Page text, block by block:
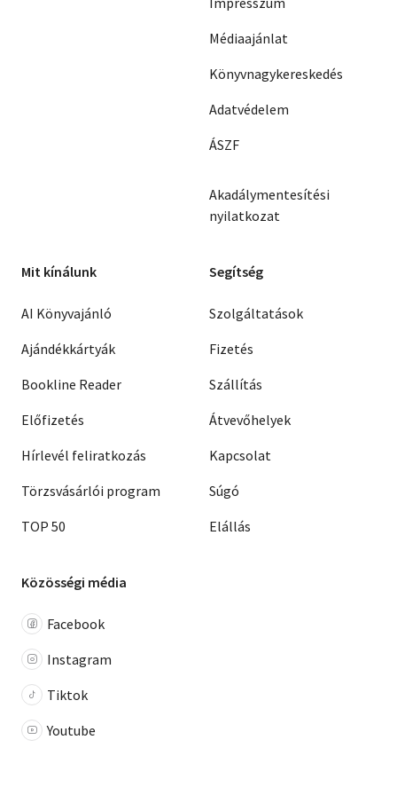
Médiaajánlat
Könyvnagykereskedés
Adatvédelem
ÁSZF
Akadálymentesítési
nyilatkozat
Mit kínálunk
AI Könyvajánló
Ajándékkártyák
Bookline Reader
Előfizetés
Hírlevél feliratkozás
Törzsvásárlói program
TOP 50
Segítség
Szolgáltatások
Fizetés
Szállítás
Átvevőhelyek
Kapcsolat
Súgó
Elállás
Közösségi média
Facebook
Instagram
Tiktok
Youtube